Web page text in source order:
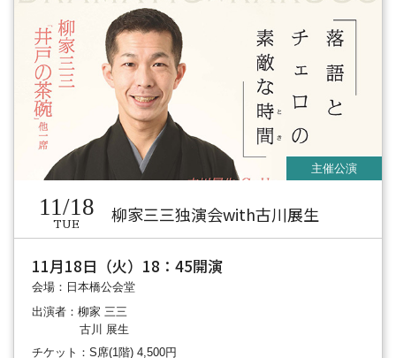
11/18
TUE 柳家三三独演会with古川展生
11月18日（火）18：45開演
会場：日本橋公会堂
出演者：柳家 三三
古川 展生
チケット：S席(1階) 4,500円